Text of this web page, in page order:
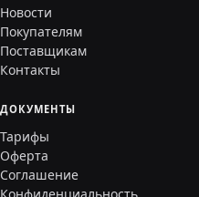
Новости
Покупателям
Поставщикам
Контакты
ДОКУМЕНТЫ
Тарифы
Оферта
Соглашение